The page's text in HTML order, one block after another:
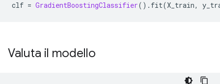
clf = GradientBoostingClassifier(). fit(X_train,
Valuta il modello